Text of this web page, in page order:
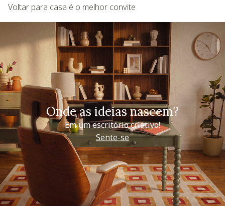
Voltar para casa é o melhor convite
Onde as ideias nascem?
Em um escritório criativo!
Sente-se